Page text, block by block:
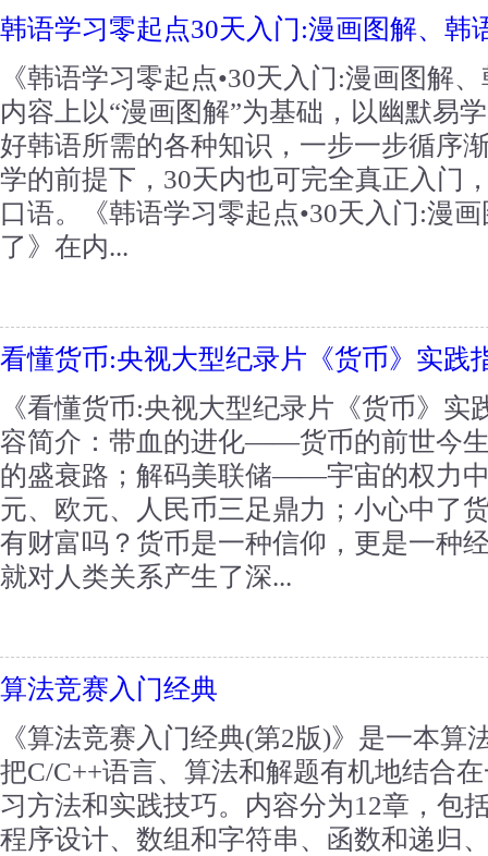
韩语学习零起点30天入门:漫画图解、韩
《韩语学习零起点•30天入门:漫画图解
内容上以“漫画图解”为基础，以幽默易
好韩语所需的各种知识，一步一步循序
学的前提下，30天内也可完全真正入门
口语。《韩语学习零起点•30天入门:漫
了》在内...
看懂货币:央视大型纪录片《货币》实践
《看懂货币:央视大型纪录片《货币》
容简介：带血的进化——货币的前世今
的盛衰路；解码美联储——宇宙的权力
元、欧元、人民币三足鼎力；小心中
有财富吗？货币是一种信仰，更是一种
就对人类关系产生了深...
算法竞赛入门经典
《算法竞赛入门经典(第2版)》是一本算
把C/C++语言、算法和解题有机地结合
习方法和实践技巧。内容分为12章，包
程序设计、数组和字符串、函数和递归